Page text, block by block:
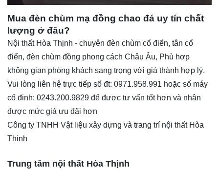
Mua đèn chùm mạ đồng chao đá uy tín chất
lượng ở đâu?
Nội thất Hòa Thịnh - chuyên đèn chùm cổ điển, tân cổ
điển, đèn chùm đồng phong cách Châu Âu, Phù hơp
không gian phòng khách sang trọng với giá thành hợp lý.
Vui lòng liên hệ trực tiếp số đt: 0971.958.991 hoặc số máy
cố định: 0243.200.9829 để được tư vấn tốt hơn và nhận
được mức giá ưu đãi hơn
Công ty TNHH Vật liệu xây dựng và trang trí nội thất Hòa
Thịnh
Trung tâm nội thất Hòa Thịnh